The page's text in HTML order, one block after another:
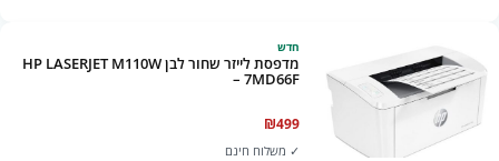
חדש
מדפסת ‏לייזר שחור לבן HP LASERJET M110W
– 7MD66F
₪499
✓ משלוח חינם